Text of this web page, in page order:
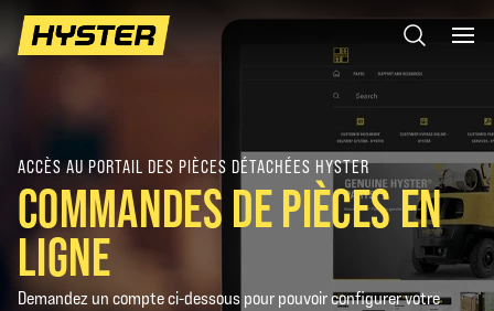
ACCÈS AU PORTAIL DES PIÈCES DÉTACHÉES HYSTER
COMMANDES DE PIÈCES EN
LIGNE
Demandez un compte ci-dessous pour pouvoir configurer votre